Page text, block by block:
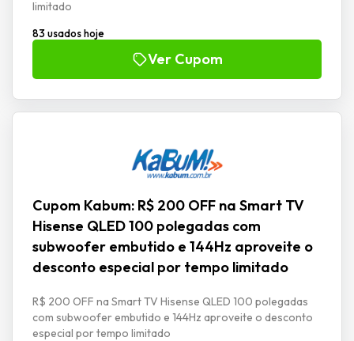
limitado
83 usados hoje
Ver Cupom
Cupom Kabum: R$ 200 OFF na Smart TV
Hisense QLED 100 polegadas com
subwoofer embutido e 144Hz aproveite o
desconto especial por tempo limitado
R$ 200 OFF na Smart TV Hisense QLED 100 polegadas
com subwoofer embutido e 144Hz aproveite o desconto
especial por tempo limitado